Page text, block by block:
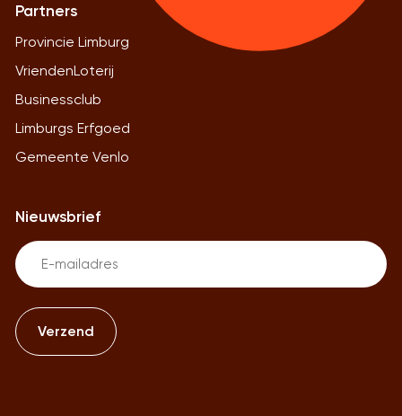
Partners
Provincie Limburg
VriendenLoterij
Businessclub
Limburgs Erfgoed
Gemeente Venlo
Nieuwsbrief
Email
(Vereist)